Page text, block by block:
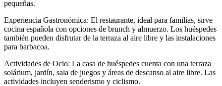
pequeñas.
Experiencia Gastronómica: El restaurante, ideal para familias, sirve
cocina española con opciones de brunch y almuerzo. Los huéspedes
también pueden disfrutar de la terraza al aire libre y las instalaciones
para barbacoa.
Actividades de Ocio: La casa de huéspedes cuenta con una terraza
solárium, jardín, sala de juegos y áreas de descanso al aire libre. Las
actividades incluyen senderismo y ciclismo.